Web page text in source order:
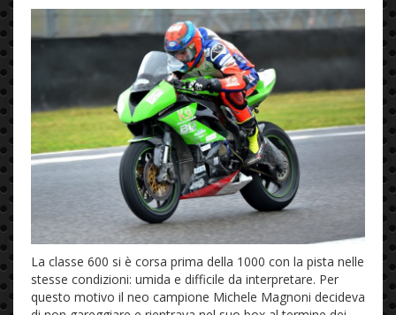
La classe 600 si è corsa prima della 1000 con la pista nelle
stesse condizioni: umida e difficile da interpretare. Per
questo motivo il neo campione Michele Magnoni decideva